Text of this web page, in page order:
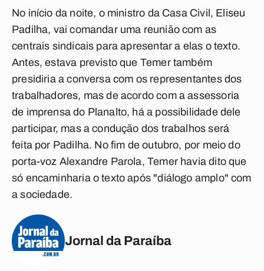
No início da noite, o ministro da Casa Civil, Eliseu
Padilha, vai comandar uma reunião com as
centrais sindicais para apresentar a elas o texto.
Antes, estava previsto que Temer também
presidiria a conversa com os representantes dos
trabalhadores, mas de acordo com a assessoria
de imprensa do Planalto, há a possibilidade dele
participar, mas a condução dos trabalhos será
feita por Padilha. No fim de outubro, por meio do
porta-voz Alexandre Parola, Temer havia dito que
só encaminharia o texto após "diálogo amplo" com
a sociedade.
Jornal da Paraíba